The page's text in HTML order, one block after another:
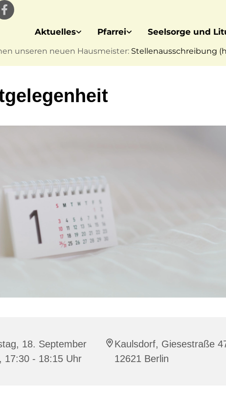
Aktuelles Pfarrei Seelsorge und
unseren neuen Hausmeister: Stellenausschreibung
18. September
17:30 - 18:15 Uhr
Kaulsdorf, Giesestraße
12621 Berlin